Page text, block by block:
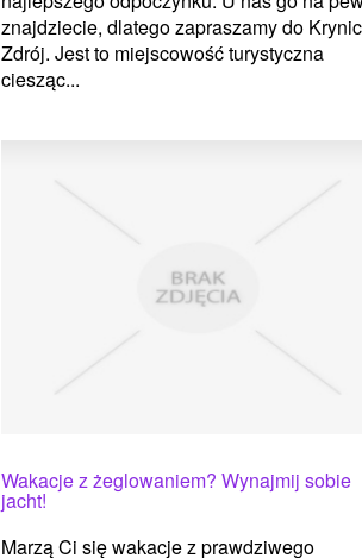
znajdziecie, dlatego zapraszamy do
Zdrój. Jest to miejscowość turystyczna
ciesząc...
Wakacje z żeglowaniem? Wynajmij sobie
jacht!
Marzą Ci się wakacje z prawdziwego